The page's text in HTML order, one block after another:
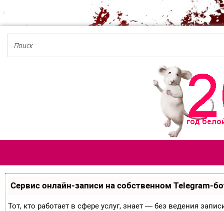
Сервис онлайн-записи на собственном Telegram-
Тот, кто работает в сфере услуг, знает — без ведения